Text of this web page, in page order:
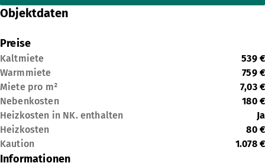
Objektdaten
Preise
Kaltmiete
539 €
Warmmiete
759 €
Miete pro m²
7,03 €
Nebenkosten
180 €
Heizkosten in NK. enthalten
Ja
Heizkosten
80 €
Kaution
1.078 €
Informationen